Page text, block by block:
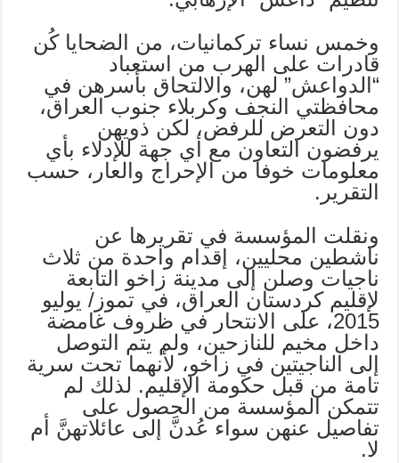
وخمس نساء تركمانيات، من الضحايا كُن
قادرات على الهرب من استعباد
“الدواعش” لهن، والالتحاق بأسرهن في
محافظتي النجف وكربلاء جنوب العراق،
دون التعرض للرفض، لكن ذويهن
يرفضون التعاون مع أي جهة للإدلاء بأي
معلومات خوفا من الإحراج والعار، حسب
التقرير.
ونقلت المؤسسة في تقريرها عن
ناشطين محليين، إقدام واحدة من ثلاث
ناجيات وصلن إلى مدينة زاخو التابعة
لإقليم كردستان العراق، في تموز/ يوليو
2015، على الانتحار في ظروف غامضة
داخل مخيم للنازحين، ولم يتم التوصل
إلى الناجيتين في زاخو، لأنهما تحت سرية
تامة من قبل حكومة الإقليم. لذلك لم
تتمكن المؤسسة من الحصول على
تفاصيل عنهن سواء عُدنَّ إلى عائلاتهنَّ أم
لا.